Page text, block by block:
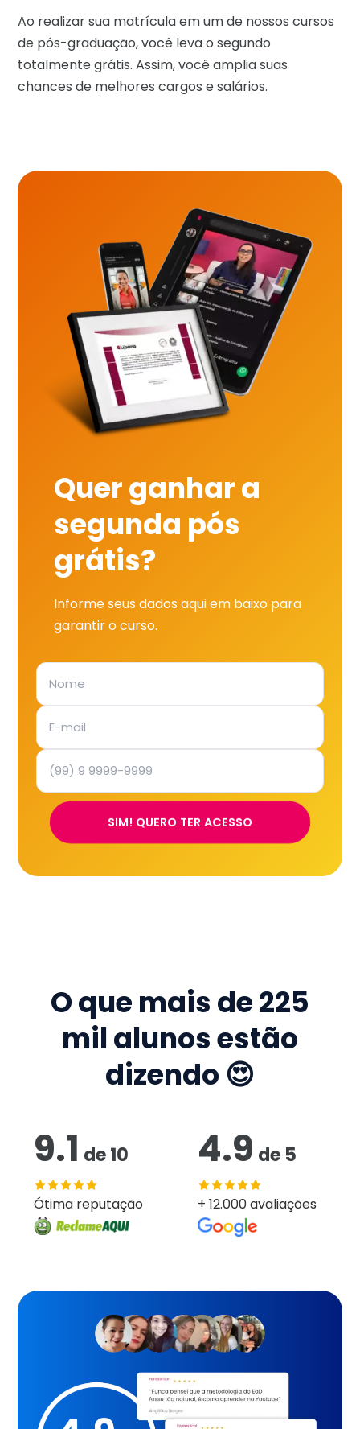
Ao realizar sua matrícula em um de nossos cursos
de pós-graduação, você leva o segundo
totalmente grátis. Assim, você amplia suas
chances de melhores cargos e salários.
Quer ganhar a
segunda pós
grátis?
Informe seus dados aqui em baixo para
garantir o curso.
SIM! QUERO TER ACESSO
O que mais de225
mil alunos estão
dizendo 😍
9.1 de10
Ótima reputação
4.9 de 5
+ 12.000 avaliações